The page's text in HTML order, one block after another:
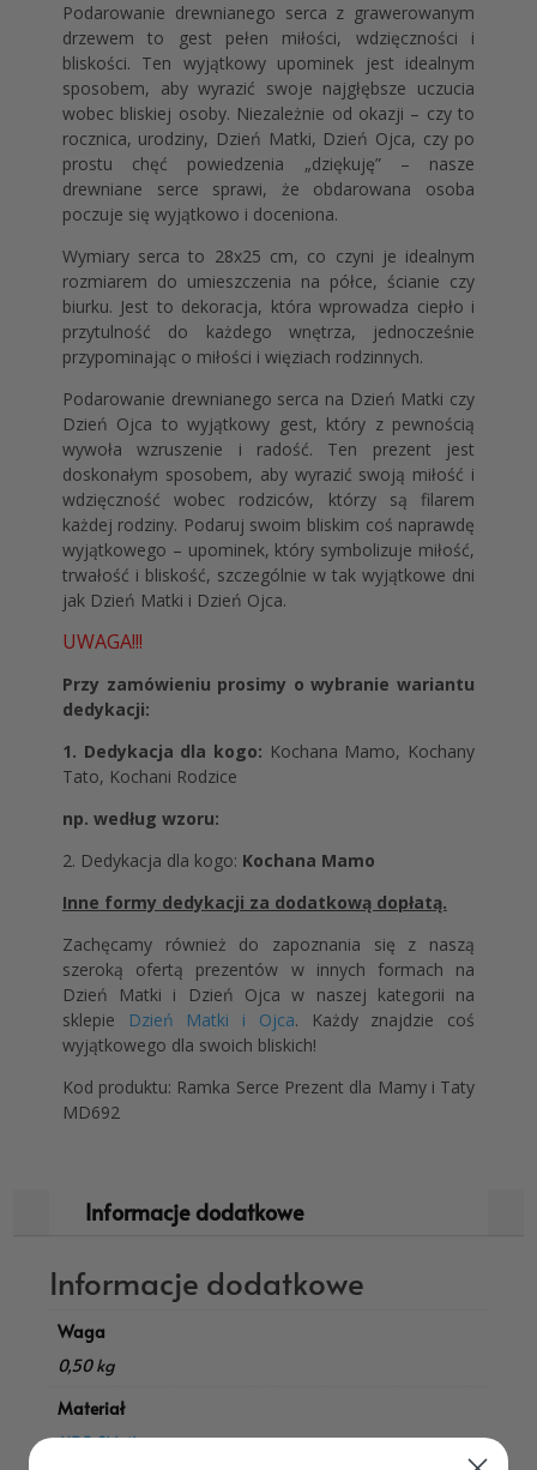
Podarowanie drewnianego serca z grawerowanym
drzewem to gest pełen miłości, wdzięczności i
bliskości. Ten wyjątkowy upominek jest idealnym
sposobem, aby wyrazić swoje najgłębsze uczucia
wobec bliskiej osoby. Niezależnie od okazji – czy to
rocznica, urodziny, Dzień Matki, Dzień Ojca, czy po
prostu chęć powiedzenia „dziękuję” – nasze
drewniane serce sprawi, że obdarowana osoba
poczuje się wyjątkowo i doceniona.
Wymiary serca to 28x25 cm, co czyni je idealnym
rozmiarem do umieszczenia na półce, ścianie czy
biurku. Jest to dekoracja, która wprowadza ciepło i
przytulność do każdego wnętrza, jednocześnie
przypominając o miłości i więziach rodzinnych.
Podarowanie drewnianego serca na Dzień Matki czy
Dzień Ojca to wyjątkowy gest, który z pewnością
wywoła wzruszenie i radość. Ten prezent jest
doskonałym sposobem, aby wyrazić swoją miłość i
wdzięczność wobec rodziców, którzy są filarem
każdej rodziny. Podaruj swoim bliskim coś naprawdę
wyjątkowego – upominek, który symbolizuje miłość,
trwałość i bliskość, szczególnie w tak wyjątkowe dni
jak Dzień Matki i Dzień Ojca.
UWAGA!!!
Przy zamówieniu prosimy o wybranie wariantu
dedykacji:
1. Dedykacja dla kogo: Kochana Mamo, Kochany
Tato, Kochani Rodzice
np. według wzoru:
2. Dedykacja dla kogo: Kochana Mamo
Inne formy dedykacji za dodatkową dopłatą.
Zachęcamy również do zapoznania się z naszą
szeroką ofertą prezentów w innych formach na
Dzień Matki i Dzień Ojca w naszej kategorii na
sklepie
Dzień Matki i Ojca. Każdy znajdzie coś
wyjątkowego dla swoich bliskich!
Kod produktu: Ramka Serce Prezent dla Mamy i Taty
MD692
Informacje dodatkowe
Informacje dodatkowe
Waga
0,50 kg
Materiał
HDF,Sklejka